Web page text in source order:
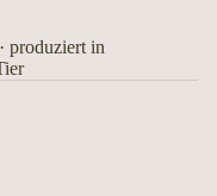
produziert in